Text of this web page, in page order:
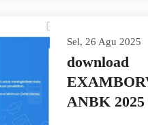
Sel, 26 Agu 2025
download
ANBK 2025